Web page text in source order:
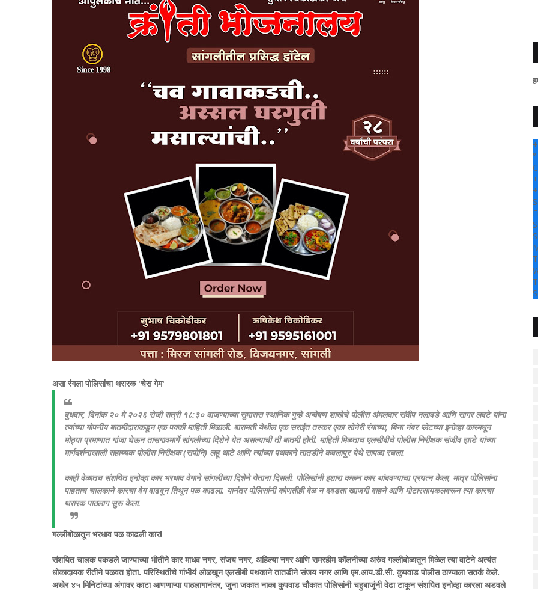
​असा रंगला पोलिसांचा थरारक 'चेस गेम'
बुधवार, दिनांक २० मे २०२६ रोजी रात्री १८:३० वाजण्याच्या सुमारास स्थानिक गुन्हे अन्वेषण शाखेचे पोलीस अंमलदार संदीप नलावडे आणि सागर लवटे यांना
त्यांच्या गोपनीय बातमीदाराकडून एक पक्की माहिती मिळाली. बारामती येथील एक सराईत तस्कर एका सोनेरी रंगाच्या, बिना नंबर प्लेटच्या इनोव्हा कारमधून
मोठ्या प्रमाणात गांजा घेऊन तासगावमार्गे सांगलीच्या दिशेने येत असल्याची ती बातमी होती. माहिती मिळताच एलसीबीचे पोलीस निरीक्षक संजीव झाडे यांच्या
मार्गदर्शनाखाली सहाय्यक पोलीस निरीक्षक (सपोनि) लहू थाटे आणि त्यांच्या पथकाने तातडीने कवलापूर येथे सापळा रचला.
काही वेळातच संशयित इनोव्हा कार भरधाव वेगाने सांगलीच्या दिशेने येताना दिसली. पोलिसांनी इशारा करून कार थांबवण्याचा प्रयत्न केला, मात्र पोलिसांना
पाहताच चालकाने कारचा वेग वाढवून तिथून पळ काढला. यानंतर पोलिसांनी कोणतीही वेळ न दवडता खाजगी वाहने आणि मोटारसायकलवरून त्या कारचा
थरारक पाठलाग सुरू केला.
​गल्लीबोळातून भरधाव पळ काढली कार!
संशयित चालक पकडले जाण्याच्या भीतीने कार माधव नगर, संजय नगर, अहिल्या नगर आणि रामरहीम कॉलनीच्या अरुंद गल्लीबोळातून मिळेल त्या वाटेने अत्यंत
धोकादायक रीतीने पळवत होता. परिस्थितीचे गांभीर्य ओळखून एलसीबी पथकाने तातडीने संजय नगर आणि एम.आय.डी.सी. कुपवाड पोलीस ठाण्याला सतर्क केले.
अखेर ४५ मिनिटांच्या अंगावर काटा आणणाऱ्या पाठलागानंतर, जुना जकात नाका कुपवाड चौकात पोलिसांनी चहुबाजूंनी वेढा टाकून संशयित इनोव्हा कारला अडवले
+
°
C
+
+